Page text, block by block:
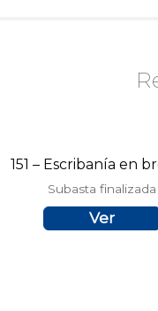
151 – Escribanía en
Subasta finalizada
Ver